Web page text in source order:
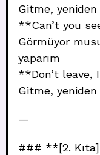
Gitme,
**Can’t you
Görmüyor
yaparım
**Don’t leave,
Gitme,
—
### **[2.